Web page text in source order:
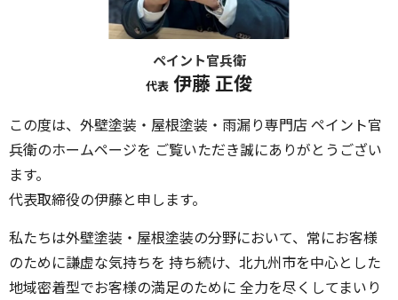
ペイント官兵衛
代表 伊藤 正俊
この度は、外壁塗装・屋根塗装・雨漏り専門店 ペイント官
兵衛のホームページを ご覧いただき誠にありがとうござい
ます。
代表取締役の伊藤と申します。
私たちは外壁塗装・屋根塗装の分野において、常にお客様
のために謙虚な気持ちを 持ち続け、北九州市を中心とした
地域密着型でお客様の満足のために 全力を尽くしてまいり